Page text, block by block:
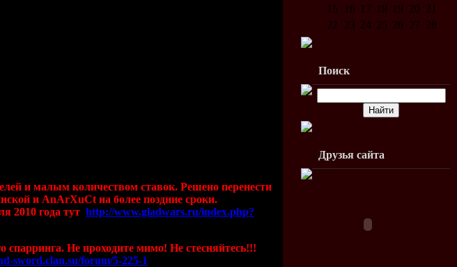
и малым количеством ставок. Решено перенести
и AnArXuCt на более поздние сроки.
2010 года тут http://www.gladwars.ru/index.php?
спарринга. Не проходите мимо! Не стесняйтесь!!!
sword.clan.su/forum/5-225-1
15
16 17 18 19 20 21
22
23 24 25 26 27 28
Поиск
Друзья сайта